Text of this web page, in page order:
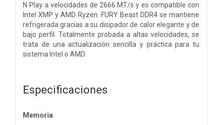
N Play a velocidades de 2666 MT/s y es compatible con
Intel XMP y AMD Ryzen. FURY Beast DDR4 se mantiene
refrigerada gracias a su disipador de calor elegante y de
bajo perfil. Totalmente probada a altas velocidades, se
trata de una actualización sencilla y práctica para tu
sistema Intel o AMD.
Especificaciones
Memoria